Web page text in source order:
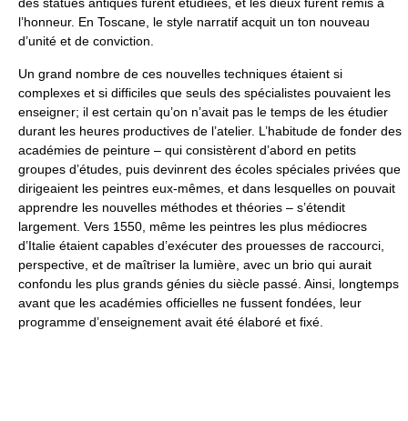
des statues antiques furent étudiées, et les dieux furent remis à
l’honneur. En Toscane, le style narratif acquit un ton nouveau
d’unité et de conviction.
Un grand nombre de ces nouvelles techniques étaient si
complexes et si difficiles que seuls des spécialistes pouvaient les
enseigner; il est certain qu’on n’avait pas le temps de les étudier
durant les heures productives de l’atelier. L’habitude de fonder des
académies de peinture – qui consistèrent d’abord en petits
groupes d’études, puis devinrent des écoles spéciales privées que
dirigeaient les peintres eux-mêmes, et dans lesquelles on pouvait
apprendre les nouvelles méthodes et théories – s’étendit
largement. Vers 1550, même les peintres les plus médiocres
d’Italie étaient capables d’exécuter des prouesses de raccourci,
perspective, et de maîtriser la lumière, avec un brio qui aurait
confondu les plus grands génies du siècle passé. Ainsi, longtemps
avant que les académies officielles ne fussent fondées, leur
programme d’enseignement avait été élaboré et fixé.